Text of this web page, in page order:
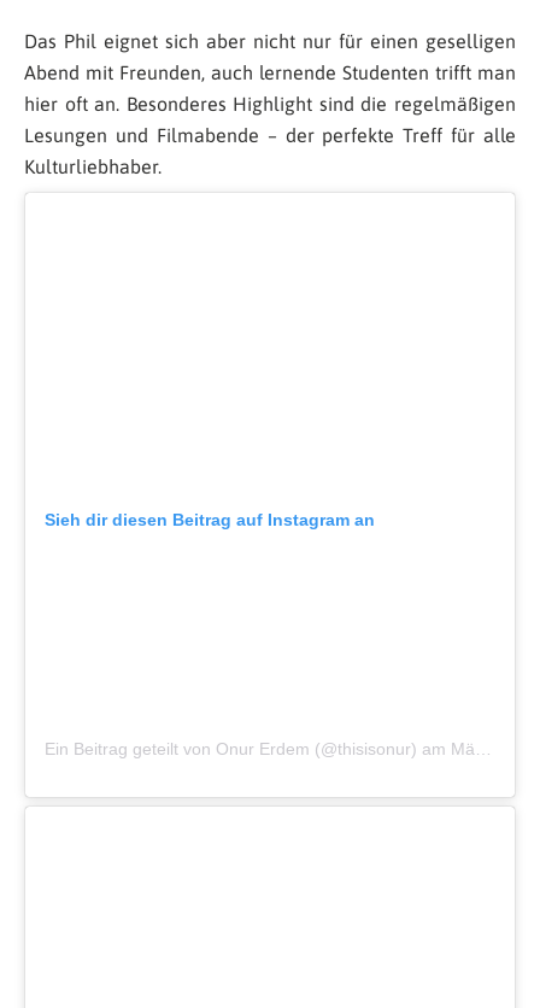
Das Phil eignet sich aber nicht nur für einen geselligen
Abend mit Freunden, auch lernende Studenten trifft man
hier oft an. Besonderes Highlight sind die regelmäßigen
Lesungen und Filmabende – der perfekte Treff für alle
Kulturliebhaber.
Sieh dir diesen Beitrag auf Instagram an
Ein Beitrag geteilt von Onur Erdem (@thisisonur) am Mär 19, 2015 um 4:23 PDT